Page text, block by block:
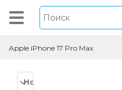
Apple iPhone 17 Pro Max
Новинки